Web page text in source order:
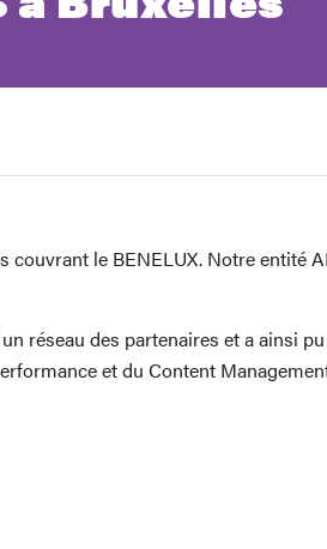
le BENELUX. Notre entité
réseau des partenaires et a ainsi
et du Content